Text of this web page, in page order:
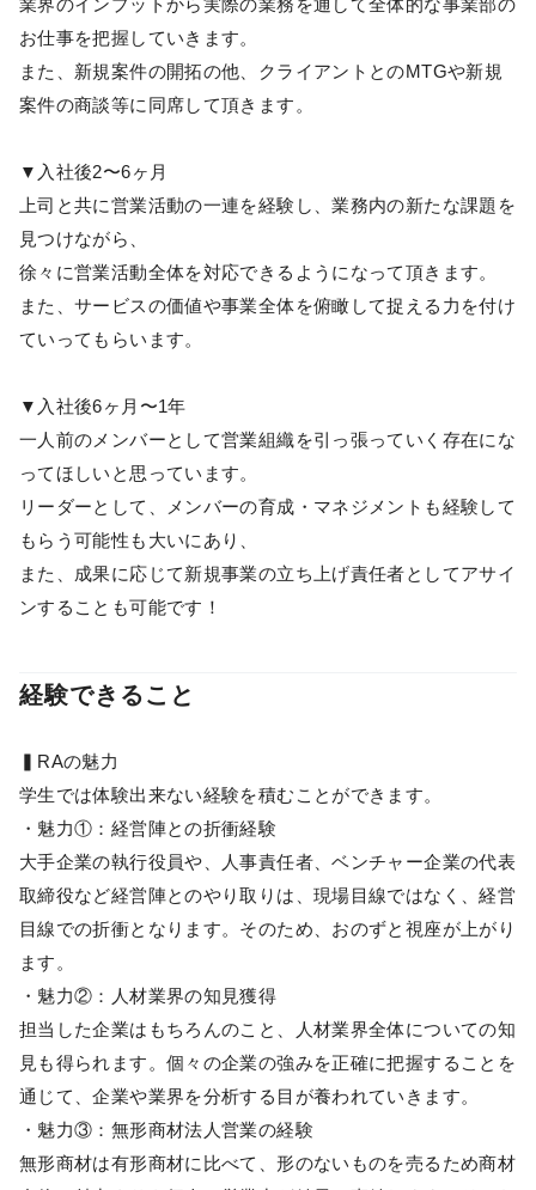
業界のインプットから実際の業務を通して全体的な事業部の
お仕事を把握していきます。
また、新規案件の開拓の他、クライアントとのMTGや新規
案件の商談等に同席して頂きます。
▼入社後2〜6ヶ月
上司と共に営業活動の一連を経験し、業務内の新たな課題を
見つけながら、
徐々に営業活動全体を対応できるようになって頂きます。
また、サービスの価値や事業全体を俯瞰して捉える力を付け
ていってもらいます。
▼入社後6ヶ月〜1年
一人前のメンバーとして営業組織を引っ張っていく存在にな
ってほしいと思っています。
リーダーとして、メンバーの育成・マネジメントも経験して
もらう可能性も大いにあり、
また、成果に応じて新規事業の立ち上げ責任者としてアサイ
ンすることも可能です！
経験できること
▍RAの魅力
学生では体験出来ない経験を積むことができます。
・魅力①：経営陣との折衝経験
大手企業の執行役員や、人事責任者、ベンチャー企業の代表
取締役など経営陣とのやり取りは、現場目線ではなく、経営
目線での折衝となります。そのため、おのずと視座が上がり
ます。
・魅力②：人材業界の知見獲得
担当した企業はもちろんのこと、人材業界全体についての知
見も得られます。個々の企業の強みを正確に把握することを
通じて、企業や業界を分析する目が養われていきます。
・魅力③：無形商材法人営業の経験
無形商材は有形商材に比べて、形のないものを売るため商材